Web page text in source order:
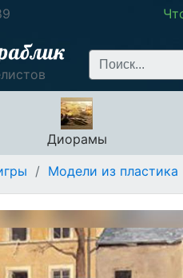
Диорамы
/ Модели из пластика